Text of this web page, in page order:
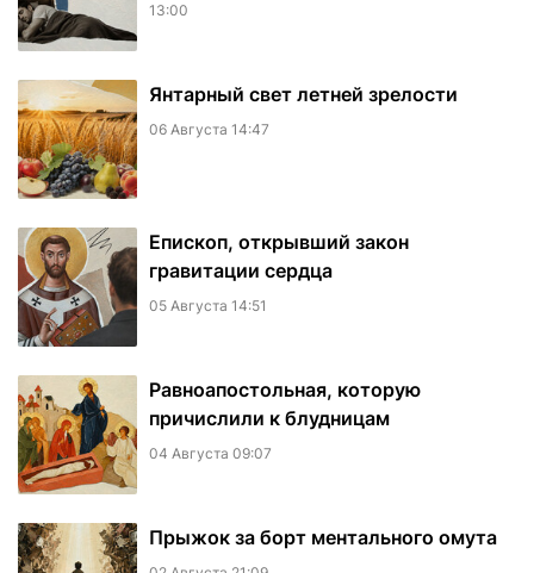
13:00
Янтарный свет летней зрелости
06 Августа 14:47
Епископ, открывший закон
гравитации сердца
05 Августа 14:51
Равноапостольная, которую
причислили к блудницам
04 Августа 09:07
​Прыжок за борт ментального омута